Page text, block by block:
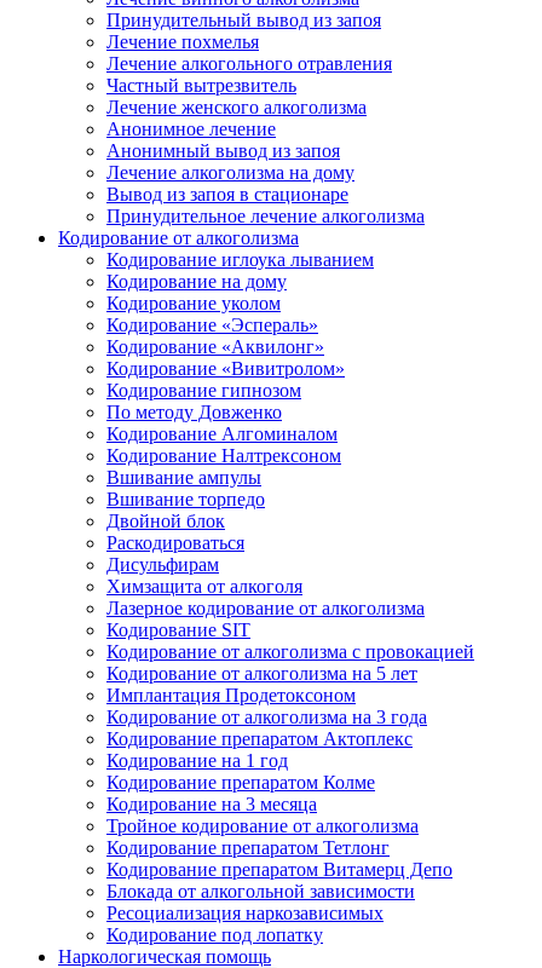
Принудительный вывод из запоя
Лечение похмелья
Лечение алкогольного отравления
Частный вытрезвитель
Лечение женского алкоголизма
Анонимное лечение
Анонимный вывод из запоя
Лечение алкоголизма на дому
Вывод из запоя в стационаре
Принудительное лечение алкоголизма
Кодирование от алкоголизма
Кодирование иглоука лыванием
Кодирование на дому
Кодирование уколом
Кодирование «Эспераль»
Кодирование «Аквилонг»
Кодирование «Вивитролом»
Кодирование гипнозом
По методу Довженко
Кодирование Алгоминалом
Кодирование Налтрексоном
Вшивание ампулы
Вшивание торпедо
Двойной блок
Раскодироваться
Дисульфирам
Химзащита от алкоголя
Лазерное кодирование от алкоголизма
Кодирование SIT
Кодирование от алкоголизма с провокацией
Кодирование от алкоголизма на 5 лет
Имплантация Продетоксоном
Кодирование от алкоголизма на 3 года
Кодирование препаратом Актоплекс
Кодирование на 1 год
Кодирование препаратом Колме
Кодирование на 3 месяца
Тройное кодирование от алкоголизма
Кодирование препаратом Тетлонг
Кодирование препаратом Витамерц Депо
Блокада от алкогольной зависимости
Ресоциализация наркозависимых
Кодирование под лопатку
Наркологическая помощь